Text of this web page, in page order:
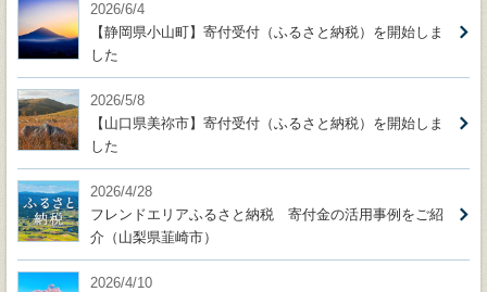
2026/6/4
【静岡県小山町】寄付受付（ふるさと納税）を開始しま
した
2026/5/8
【山口県美祢市】寄付受付（ふるさと納税）を開始しま
した
2026/4/28
フレンドエリアふるさと納税 寄付金の活用事例をご紹
介（山梨県韮崎市）
2026/4/10